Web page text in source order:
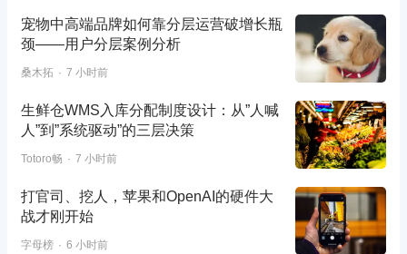
宠物中高端品牌如何靠分层运营破增长瓶
颈——用户分层案例分析
桑木拓 7 小时前
生鲜仓WMS入库分配制度设计：从”人喊
人”到”系统驱动”的三层决策
Totoro畅 7 小时前
打官司、挖人，苹果和OpenAI的硬件大
战才刚开始
字母榜 6 小时前